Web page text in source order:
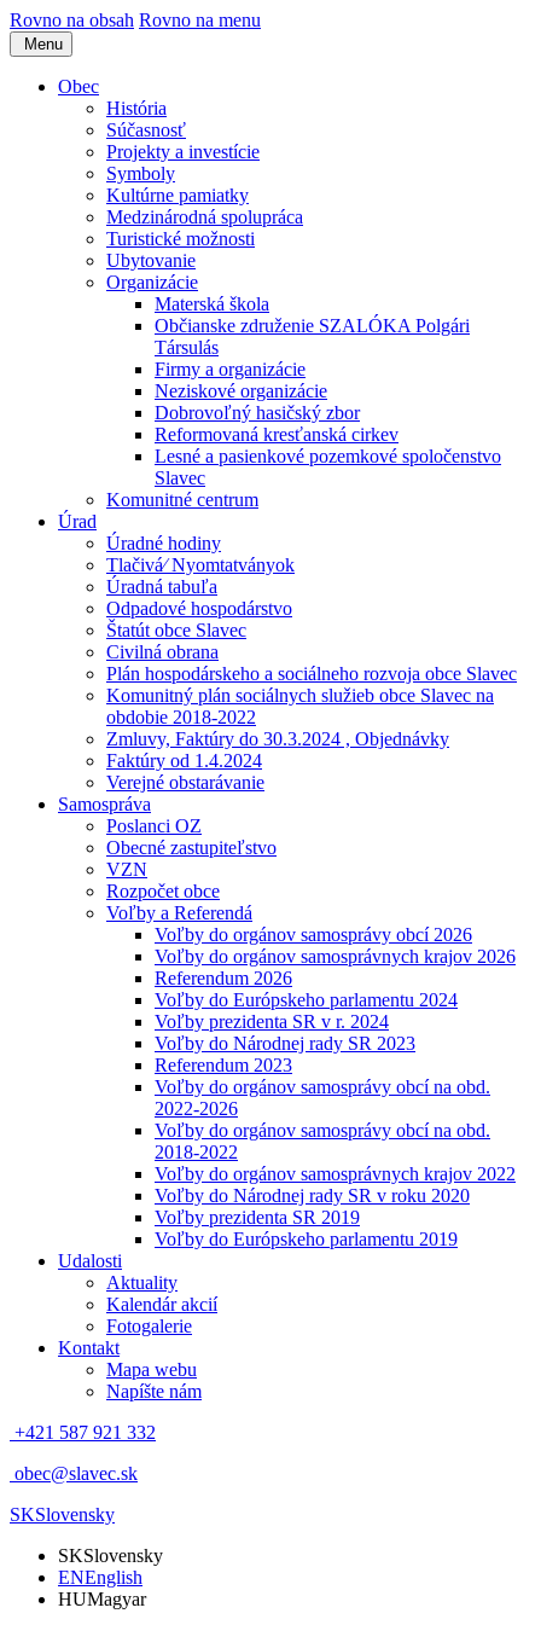
Rovno na obsah Rovno na menu
Menu
Obec
História
Súčasnosť
Projekty a investície
Symboly
Kultúrne pamiatky
Medzinárodná spolupráca
Turistické možnosti
Ubytovanie
Organizácie
Materská škola
Občianske združenie SZALÓKA Polgári
Társulás
Firmy a organizácie
Neziskové organizácie
Dobrovoľný hasičský zbor
Reformovaná kresťanská cirkev
Lesné a pasienkové pozemkové spoločenstvo
Slavec
Komunitné centrum
Úrad
Úradné hodiny
Tlačivá⁄ Nyomtatványok
Úradná tabuľa
Odpadové hospodárstvo
Štatút obce Slavec
Civilná obrana
Plán hospodárskeho a sociálneho rozvoja obce Slavec
Komunitný plán sociálnych služieb obce Slavec na
obdobie 2018-2022
Zmluvy, Faktúry do 30.3.2024 , Objednávky
Faktúry od 1.4.2024
Verejné obstarávanie
Samospráva
Poslanci OZ
Obecné zastupiteľstvo
VZN
Rozpočet obce
Voľby a Referendá
Voľby do orgánov samosprávy obcí 2026
Voľby do orgánov samosprávnych krajov 2026
Referendum 2026
Voľby do Európskeho parlamentu 2024
Voľby prezidenta SR v r. 2024
Voľby do Národnej rady SR 2023
Referendum 2023
Voľby do orgánov samosprávy obcí na obd.
2022-2026
Voľby do orgánov samosprávy obcí na obd.
2018-2022
Voľby do orgánov samosprávnych krajov 2022
Voľby do Národnej rady SR v roku 2020
Voľby prezidenta SR 2019
Voľby do Európskeho parlamentu 2019
Udalosti
Aktuality
Kalendár akcií
Fotogalerie
Kontakt
Mapa webu
Napíšte nám
+421 587 921 332
obec@slavec.sk
SKSlovensky
SKSlovensky
ENEnglish
HUMagyar